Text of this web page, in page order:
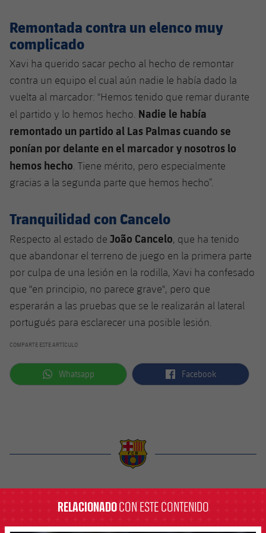
Calendario
Resultados
Clasificaciones
Fotos
Voleibol masculino
Voleibol femenino
plusicon
más
Apúntate a las amateurs
Carnet de las Secciones Amateurs
PLUSICON
MÁS
League of Legends
VALORANT Rising
VALORANT Game Changers
eFootball
Remontada contra un elenco muy
complicado
Xavi ha querido sacar pecho al hecho de remontar
contra un equipo el cual aún nadie le había dado la
vuelta al marcador: "Hemos tenido que remar durante
el partido y lo hemos hecho. Nadie le había
remontado un partido al Las Palmas cuando se
ponían por delante en el marcador y nosotros lo
hemos hecho . Tiene mérito, pero especialmente
gracias a la segunda parte que hemos hecho”.
Tranquilidad con Cancelo
Respecto al estado de João Cancelo, que ha tenido
que abandonar el terreno de juego en la primera parte
por culpa de una lesión en la rodilla, Xavi ha confesado
que "en principio, no parece grave", pero que
esperarán a las pruebas que se le realizarán al lateral
portugués para esclarecer una posible lesión.
COMPARTE ESTE ARTÍCULO
label.aria.whatsapp
Whatsapp label.aria.facebook
Facebook
RELACIONADOCON ESTE CONTENIDO